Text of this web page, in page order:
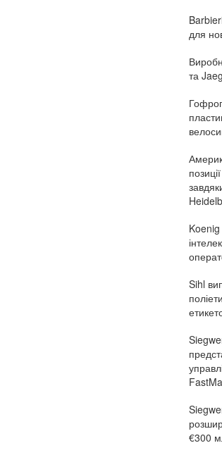
для
та
Sihl
€300